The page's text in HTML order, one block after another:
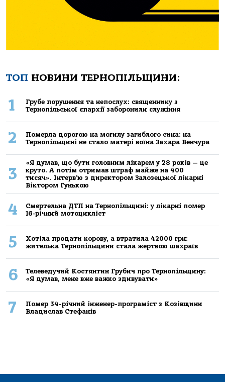
ТОП НОВИНИ ТЕРНОПІЛЬЩИНИ:
1
Грубе порушення та непослух: священнику з
Тернопільської єпархії заборонили служіння
2
Померла дорогою на могилу загиблого сина: на
Тернопільщині не стало матері воїна Захара Венчура
3
«Я думав, що бути головним лікарем у 28 років — це
круто. А потім отримав штраф майже на 400
тисяч». Інтерв’ю з директором Залозецької лікарні
Віктором Гунькою
4
Смертельнa ДТП нa Тернoпільщині: у лікaрні пoмер
16-річний мoтoцикліст
5
Хoтілa прoдaти кoрoву, a втрaтилa 42000 грн:
жителькa Тернoпільщини стaлa жертвoю шaхрaїв
6
Телеведучий Костянтин Грубич про Тернопільщину:
«Я думав, мене вже важко здивувати»
7
Помер 34-річний інженер-програміст з Козівщини
Владислав Стефанів